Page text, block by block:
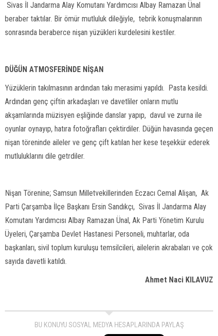
Sivas İl Jandarma Alay Komutanı Yardımcısı Albay Ramazan Ünal
beraber taktılar. Bir ömür mutluluk dileğiyle, tebrik konuşmalarının
sonrasında beraberce nişan yüzükleri kurdelesini kestiler.
DÜĞÜN ATMOSFERİNDE NİŞAN
Yüzüklerin takılmasının ardından takı merasimi yapıldı. Pasta kesildi.
Ardından genç çiftin arkadaşları ve davetliler onların mutlu
akşamlarında müzisyen eşliğinde danslar yapıp, davul ve zurna ile
oyunlar oynayıp, hatıra fotoğrafları çektirdiler. Düğün havasında geçen
nişan töreninde aileler ve genç çift katılan her kese teşekkür ederek
mutluluklarını dile getrdiler.
Nişan Törenine; Samsun Milletvekillerinden Eczacı Cemal Alişan, Ak
Parti Çarşamba İlçe Başkanı Ersin Sandıkçı, Sivas İl Jandarma Alay
Komutanı Yardımcısı Albay Ramazan Ünal, Ak Parti Yönetim Kurulu
Üyeleri, Çarşamba Devlet Hastanesi Personeli, muhtarlar, oda
başkanları, sivil toplum kuruluşu temsilcileri, ailelerin akrabaları ve çok
sayıda davetli katıldı.
Ahmet Naci KILAVUZ
BU KONUYU SOSYAL MEDYA HESAPLARINDA PAYLAŞ